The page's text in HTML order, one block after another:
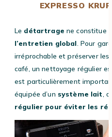
EXPRESSO
Le détartrage ne constitue
l’entretien global. Pour
irréprochable et préserver les
café, un nettoyage régulier
est particulièrement
équipée d’un système lait,
régulier pour éviter les